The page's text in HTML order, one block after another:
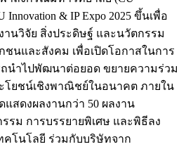
Innovation & IP Expo 2025 ขึ้นเพื่อ
านวิจัย สิ่งประดิษฐ์ และนวัตกรรม
นและสังคม เพื่อเปิดโอกาสในการ
นำไปพัฒนาต่อยอด ขยายความร่วม
โยชน์เชิงพาณิชย์ในอนาคต ภายใน
สดงผลงานกว่า 50 ผลงาน
รม การบรรยายพิเศษ และพิธีลง
โนโลยี ร่วมกับบริษัทจาก